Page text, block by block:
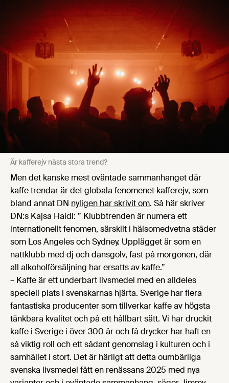
Är kafferejv nästa stora trend?
Men det kanske mest oväntade sammanhanget där
kaffe trendar är det globala fenomenet kafferejv, som
bland annat DN nyligen har skrivit om. Så här skriver
DN:s Kajsa Haidl: ” Klubbtrenden är numera ett
internationellt fenomen, särskilt i hälsomedvetna städer
som Los Angeles och Sydney. Upplägget är som en
nattklubb med dj och dansgolv, fast på morgonen, där
all alkoholförsäljning har ersatts av kaffe.”
– Kaffe är ett underbart livsmedel med en alldeles
speciell plats i svenskarnas hjärta. Sverige har flera
fantastiska producenter som tillverkar kaffe av högsta
tänkbara kvalitet och på ett hållbart sätt. Vi har druckit
kaffe i Sverige i över 300 år och få drycker har haft en
så viktig roll och ett sådant genomslag i kulturen och i
samhället i stort. Det är härligt att detta oumbärliga
svenska livsmedel fått en renässans 2025 med nya